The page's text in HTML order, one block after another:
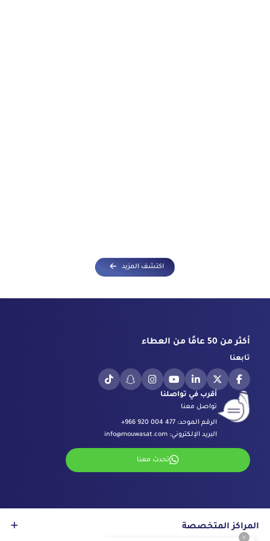
اكتشف المزيد
أكثر من 50 عامًا من العطاء
تابعنا
أقرب في تواصلنا
تواصل معنا
الرقم الموحد: +966 920 004 477
البريد الإلكتروني: info@mouwasat.com
تحدث معنا
المراكز المتخصصة